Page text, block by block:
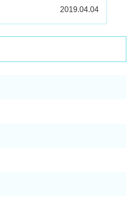
2019.04.04